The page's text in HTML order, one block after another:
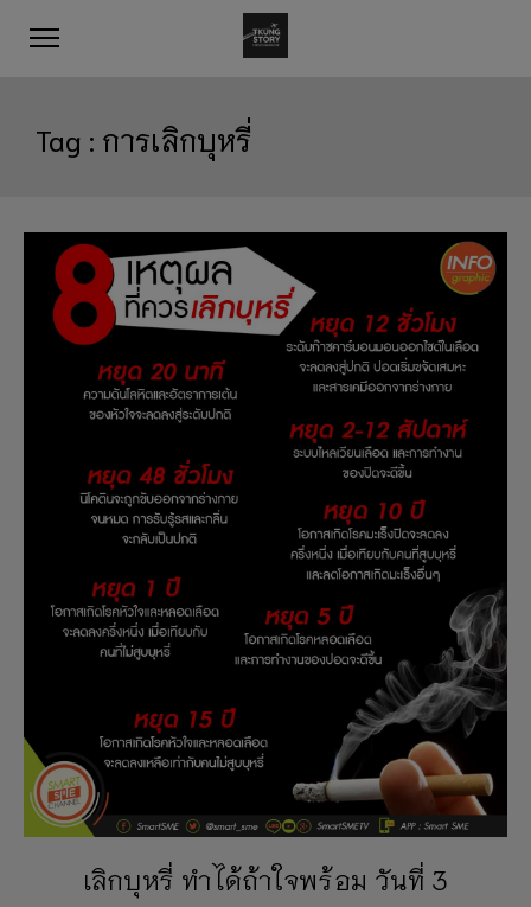
Tag : การเลิกบุหรี่
เลิกบุหรี่ ทำได้ถ้าใจพร้อม วันที่ 3